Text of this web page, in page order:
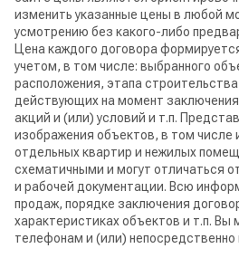
изменить указанные цены в любой
усмотрению без какого-либо
Цена каждого договора
учетом, в том числе: выбранного
расположения, этапа
действующих на момент
акций и (или) условий и т.п.
изображения объектов, в том числе
отдельных квартир и нежилых
схематичными и могут отличаться
и рабочей документации. Всю
продаж, порядке заключения
характеристиках объектов и т.п. Вы
телефонам и (или)